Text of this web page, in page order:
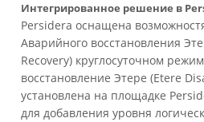
Интегрированное решение в
Persidera оснащена
Аварийного восстановления
Recovery) круглосуточном
восстановление Этере (Etere
установлена на площадке
для добавления уровня